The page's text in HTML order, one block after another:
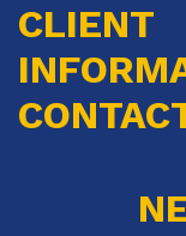
CLIENT